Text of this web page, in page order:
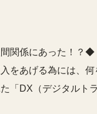
関係にあった！？◆
をあげる為には、
「DX（デジタルト